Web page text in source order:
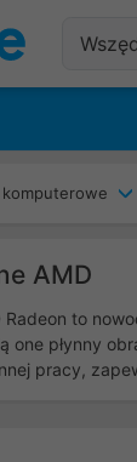
komputerowe
AMD
to
one płynny
pracy,